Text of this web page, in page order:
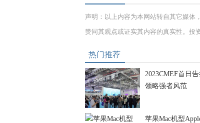
声明：以上内容为本网站转自其它媒体
赞同其观点或证实其内容的真实性。投
热门推荐
2023CMEF首日
领略强者风范
苹果Mac机型